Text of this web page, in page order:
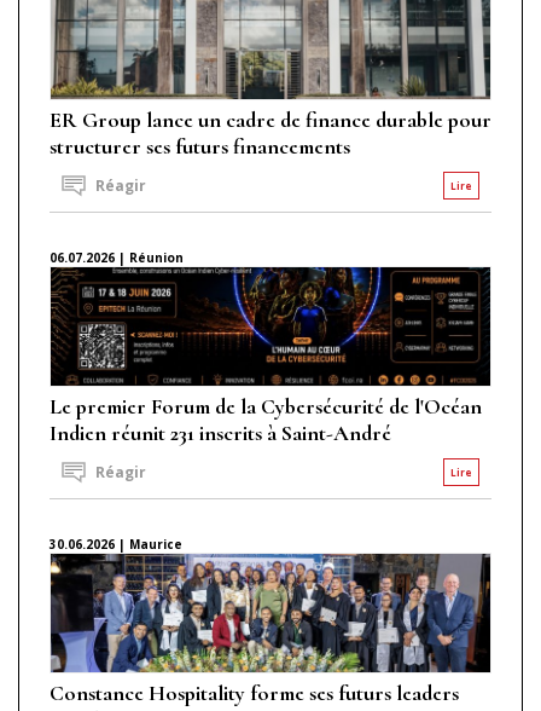
ER Group lance un cadre de finance durable pour
structurer ses futurs financements
Lire
Réagir
06.07.2026 | Réunion
Le premier Forum de la Cybersécurité de l'Océan
Indien réunit 231 inscrits à Saint-André
Lire
Réagir
30.06.2026 | Maurice
Constance Hospitality forme ses futurs leaders